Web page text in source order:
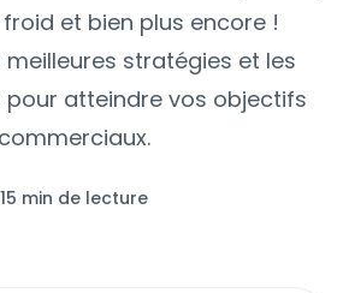
et bien plus encore !
meilleures stratégies et les
pour atteindre vos objectifs
commerciaux.
15 min de lecture